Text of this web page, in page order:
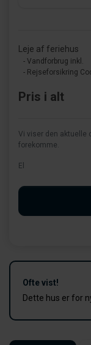
Leje af feriehus
- Vandforbrug inkl.
- Rejseforsikring
Pris i alt
Vi viser den aktuelle
forekomme.
El
Ofte vist!
Dette hus er for